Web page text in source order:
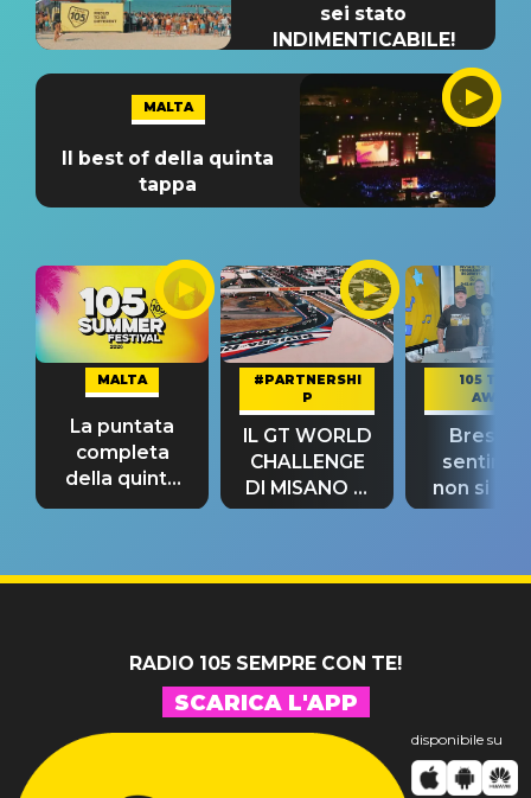
sei stato
INDIMENTICABILE!
MALTA
Il best of della quinta
tappa
MALTA
La puntata
completa
della quinta
tappa
#PARTNERSHI
P
IL GT WORLD
CHALLENGE
DI MISANO si
riconferma
105 TAKE
AWAY
Bresh:
non si
fino alla
RADIO 105 SEMPRE CON TE!
SCARICA L'APP
disponibile su